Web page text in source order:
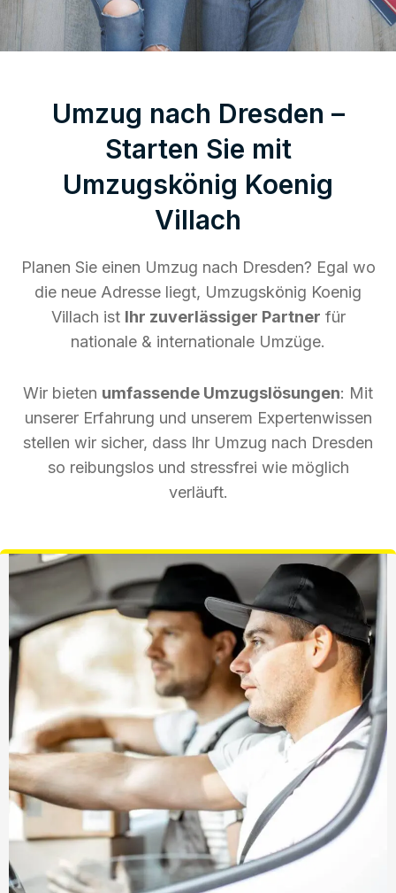
Umzug nach Dresden –
Starten Sie mit
Umzugskönig Koenig
Villach
Planen Sie einen Umzug nach Dresden? Egal wo
die neue Adresse liegt, Umzugskönig Koenig
Villach ist Ihr zuverlässiger Partner für
nationale & internationale Umzüge.
Wir bieten umfassende Umzugslösungen: Mit
unserer Erfahrung und unserem Expertenwissen
stellen wir sicher, dass Ihr Umzug nach Dresden
so reibungslos und stressfrei wie möglich
verläuft.